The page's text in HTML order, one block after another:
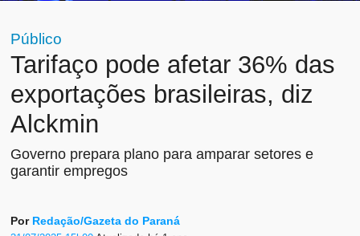
Público
Tarifaço pode afetar 36% das
exportações brasileiras, diz
Alckmin
Governo prepara plano para amparar setores e
garantir empregos
Por Redação/Gazeta do Paraná